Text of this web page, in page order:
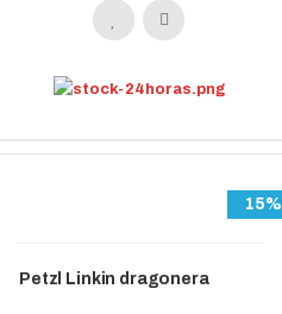
15%
Petzl Linkin dragonera